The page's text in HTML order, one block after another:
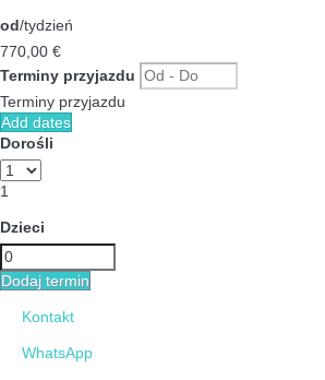
od/tydzień
770, 00 €
Terminy przyjazdu
Terminy przyjazdu
Add dates
Dorośli
1
Dzieci
Dodaj termin
Kontakt
WhatsApp